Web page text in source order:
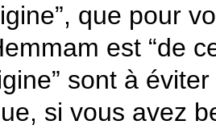
que pour
est “de
sont à
si vous avez